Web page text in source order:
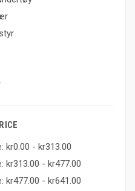
kr0.00 - kr313.00
kr313.00 - kr477.00
kr477.00 - kr641.00